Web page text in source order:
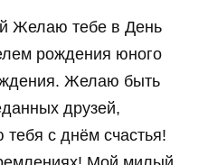
Желаю тебе в День
рождения юного
Желаю быть
друзей,
тебя с днём счастья!